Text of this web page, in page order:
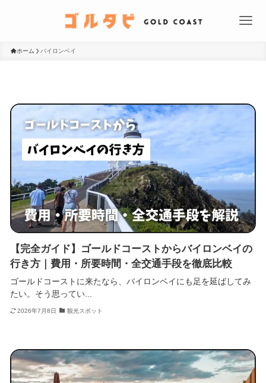
ホーム バイロンベイ
【完全ガイド】ゴールドコーストからバイロンベイの
行き方｜費用・所要時間・全交通手段を徹底比較
ゴールドコーストに来たなら、バイロンベイにも足を延ばしてみ
たい。そう思ってい...
2026年7月8日 観光スポット